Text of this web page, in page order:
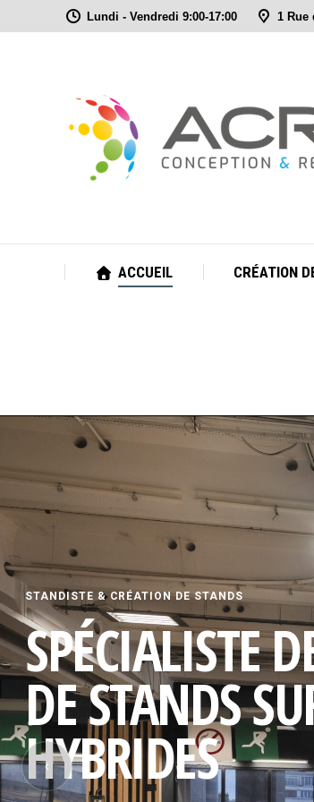
Lundi - Vendredi 9:00-17:00 1 Rue
ACCUEIL CRÉATION
STANDISTE & CRÉATION DE STANDS
SPÉCIALISTE
DE STANDS
HYBRIDES
‹
ACCUEIL CRÉATION